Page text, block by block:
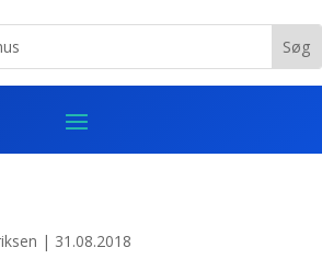
| 31.08.2018